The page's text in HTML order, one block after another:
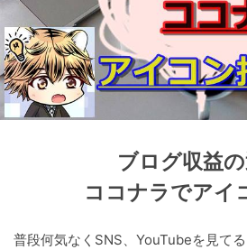
ブログ収益
ココナラでアイ
普段何気なくSNS、YouTubeを見てる